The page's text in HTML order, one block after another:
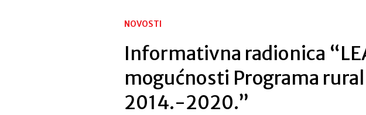
NOVOSTI
Informativna radionica
mogućnosti Programa
2014.-2020.”